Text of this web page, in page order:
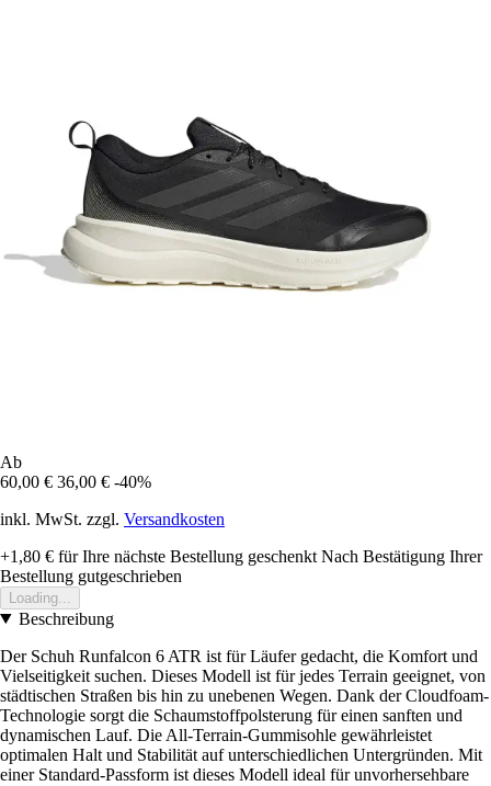
Ab
60,00 € 36,00 € -40%
inkl. MwSt. zzgl. Versandkosten
+1,80 € für Ihre nächste Bestellung geschenkt Nach Bestätigung Ihrer
Bestellung gutgeschrieben
Loading...
Beschreibung
Der Schuh Runfalcon 6 ATR ist für Läufer gedacht, die Komfort und
Vielseitigkeit suchen. Dieses Modell ist für jedes Terrain geeignet, von
städtischen Straßen bis hin zu unebenen Wegen. Dank der Cloudfoam-
Technologie sorgt die Schaumstoffpolsterung für einen sanften und
dynamischen Lauf. Die All-Terrain-Gummisohle gewährleistet
optimalen Halt und Stabilität auf unterschiedlichen Untergründen. Mit
einer Standard-Passform ist dieses Modell ideal für unvorhersehbare